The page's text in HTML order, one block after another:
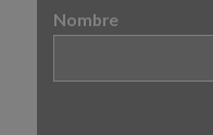
Nombre